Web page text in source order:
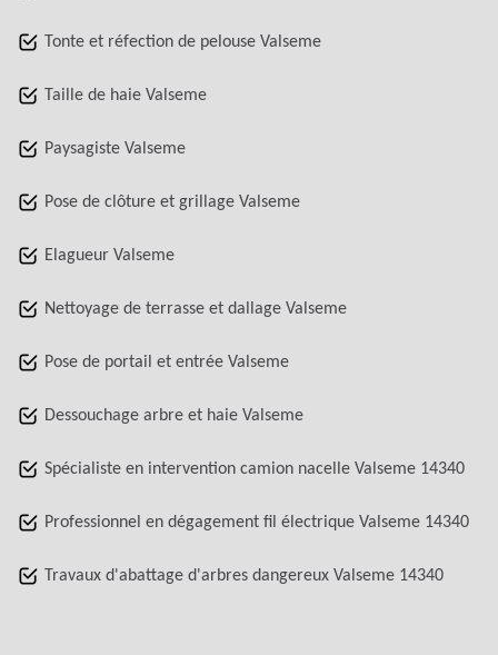
Tonte et réfection de pelouse Valseme
Taille de haie Valseme
Paysagiste Valseme
Pose de clôture et grillage Valseme
Elagueur Valseme
Nettoyage de terrasse et dallage Valseme
Pose de portail et entrée Valseme
Dessouchage arbre et haie Valseme
Spécialiste en intervention camion nacelle Valseme 14340
Professionnel en dégagement fil électrique Valseme 14340
Travaux d'abattage d'arbres dangereux Valseme 14340